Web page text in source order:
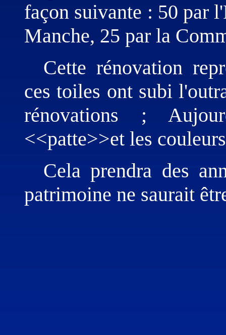
façon suivante : 50 par
Manche, 25 par la
Cette rénovation
ces toiles ont subi
rénovations ;
<<patte>>et les
Cela prendra des
patrimoine ne saurait